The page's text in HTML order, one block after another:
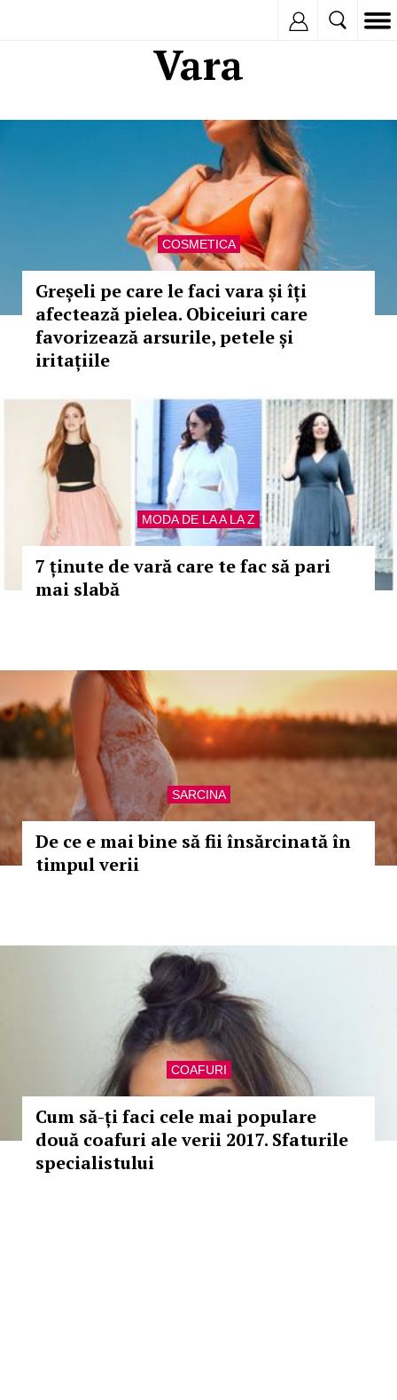
Vara
COSMETICA
Greșeli pe care le faci vara și îți
afectează pielea. Obiceiuri care
favorizează arsurile, petele și
iritațiile
MODA DE LA A LA Z
7 ținute de vară care te fac să pari
mai slabă
SARCINA
De ce e mai bine să fii însărcinată în
timpul verii
COAFURI
Cum să-ți faci cele mai populare
două coafuri ale verii 2017. Sfaturile
specialistului